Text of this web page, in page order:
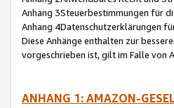
Anhang 3Steuerbestimmungen für
Anhang 4Datenschutzerklärungen
Diese Anhänge enthalten zur
vorgeschrieben ist, gilt im Falle von
ANHANG 1: AMAZON-